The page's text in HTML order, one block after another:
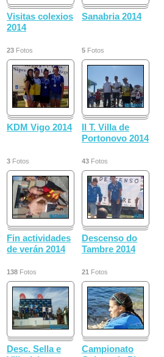
Visitas colexios
2014
23 Fotos
Sanabria 2014
5 Fotos
KDM Vigo 2014
3 Fotos
II T. Villa de
Portonovo 2014
43 Fotos
Fin actividades
de verán 2014
138 Fotos
Descenso do
Tambre 2014
21 Fotos
Desc. Sella e
Campionato